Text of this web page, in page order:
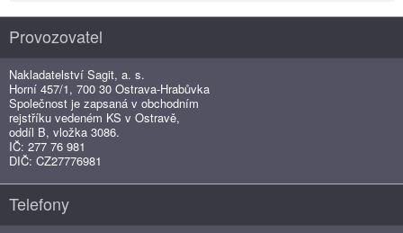
Provozovatel
Nakladatelství Sagit, a. s.
Horní 457/1, 700 30 Ostrava-Hrabůvka
Společnost je zapsaná v obchodním
rejstříku vedeném KS v Ostravě,
oddíl B, vložka 3086.
IČ: 277 76 981
DIČ: CZ27776981
Telefony